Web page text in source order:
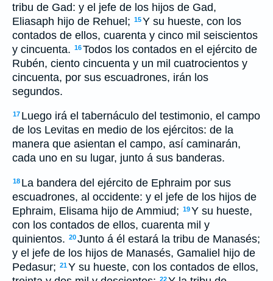
tribu de Gad: y el jefe de los hijos de Gad,
Eliasaph hijo de Rehuel; 15Y su hueste, con los
contados de ellos, cuarenta y cinco mil seiscientos
y cincuenta. 16Todos los contados en el ejército de
Rubén, ciento cincuenta y un mil cuatrocientos y
cincuenta, por sus escuadrones, irán los
segundos.
17 Luego irá el tabernáculo del testimonio, el campo
de los Levitas en medio de los ejércitos: de la
manera que asientan el campo, así caminarán,
cada uno en su lugar, junto á sus banderas.
18 La bandera del ejército de Ephraim por sus
escuadrones, al occidente: y el jefe de los hijos de
Ephraim, Elisama hijo de Ammiud; 19Y su hueste,
con los contados de ellos, cuarenta mil y
quinientos. 20Junto á él estará la tribu de Manasés;
y el jefe de los hijos de Manasés, Gamaliel hijo de
Pedasur; 21Y su hueste, con los contados de ellos,
22